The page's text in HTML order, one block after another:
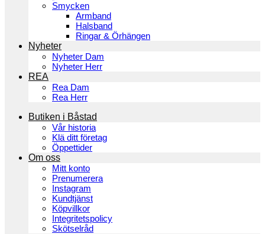
Smycken
Armband
Halsband
Ringar & Örhängen
Nyheter
Nyheter Dam
Nyheter Herr
REA
Rea Dam
Rea Herr
Butiken i Båstad
Vår historia
Klä ditt företag
Öppettider
Om oss
Mitt konto
Prenumerera
Instagram
Kundtjänst
Köpvillkor
Integritetspolicy
Skötselråd